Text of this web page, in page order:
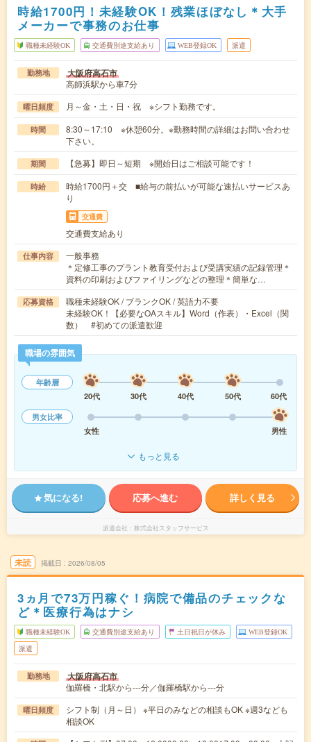
時給1700円！未経験OK！残業ほぼなし＊大手
メーカーで事務のお仕事
職種未経験OK 交通費別途支給あり WEB登録OK 派遣
勤務地 大阪府高石市
高師浜駅から車7分
曜日頻度 月～金・土・日・祝 ※シフト勤務です。
時間
8:30～17:10 ※休憩60分。※勤務時間の詳細はお問い合わせ
下さい。
期間 【急募】即日～短期 ※開始日はご相談可能です！
時給
時給1700円＋交 ■給与の前払いが可能な速払いサービスあ
り
交通費
交通費支給あり
仕事内容
一般事務
＊定修工事のプラント教育受付および受講実績の記録管理＊
資料の印刷およびファイリングなどの整理＊簡単な…
応募資格
職種未経験OK / ブランクOK / 英語力不要
未経験OK！【必要なOAスキル】Word（作表）・Excel（関
数） #初めての派遣歓迎
職場の雰囲気
年齢層
20代
30代 40代 50代
60代
男女比率
女性
男性
もっと見る
気になる! 応募へ進む 詳しく見る
派遣会社 株式会社スタッフサービス
未読 掲載日 2026/08/05
3ヵ月で73万円稼ぐ！病院で備品のチェックな
ど＊医療行為はナシ
職種未経験OK 交通費別途支給あり 土日祝日が休み WEB登録OK
派遣
勤務地 大阪府高石市
伽羅橋・北駅から---分／伽羅橋駅から---分
曜日頻度
シフト制（月～日） ※平日のみなどの相談もOK ※週3なども
相談OK